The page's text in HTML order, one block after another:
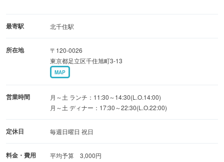
当店では、味だけではなく料理を作る工程をすべて見るこ
パフォーマンスで満足頂きたいだけではなく、
皆様に安心して頂きたいという思いで御提供させて頂いて
おります！！
是非、ピッツァと洋酒で本場のお味を御堪能下さいま
最寄駅 北千住駅
所在地
〒120-0026
東京都足立区千住旭町3-13
MAP
営業時間
月～土 ランチ：11:30～14:30(L.O.14:00)
月～土 ディナー：17:30～22:30(L.O.22:00)
定休日 毎週日曜日 祝日
料金・費用 平均予算 3,000円